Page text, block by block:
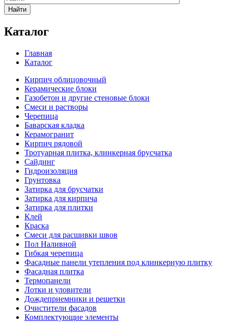
Найти
Каталог
Главная
Каталог
Кирпич облицовочный
Керамические блоки
Газобетон и другие стеновые блоки
Смеси и растворы
Черепица
Баварская кладка
Керамогранит
Кирпич рядовой
Тротуарная плитка, клинкерная брусчатка
Сайдинг
Гидроизоляция
Грунтовка
Затирка для брусчатки
Затирка для кирпича
Затирка для плитки
Клей
Краска
Смеси для расшивки швов
Пол Наливной
Гибкая черепица
Фасадные панели утепления под клинкерную плитку
Фасадная плитка
Термопанели
Лотки и уловители
Дождеприемники и решетки
Очистители фасадов
Комплектующие элементы